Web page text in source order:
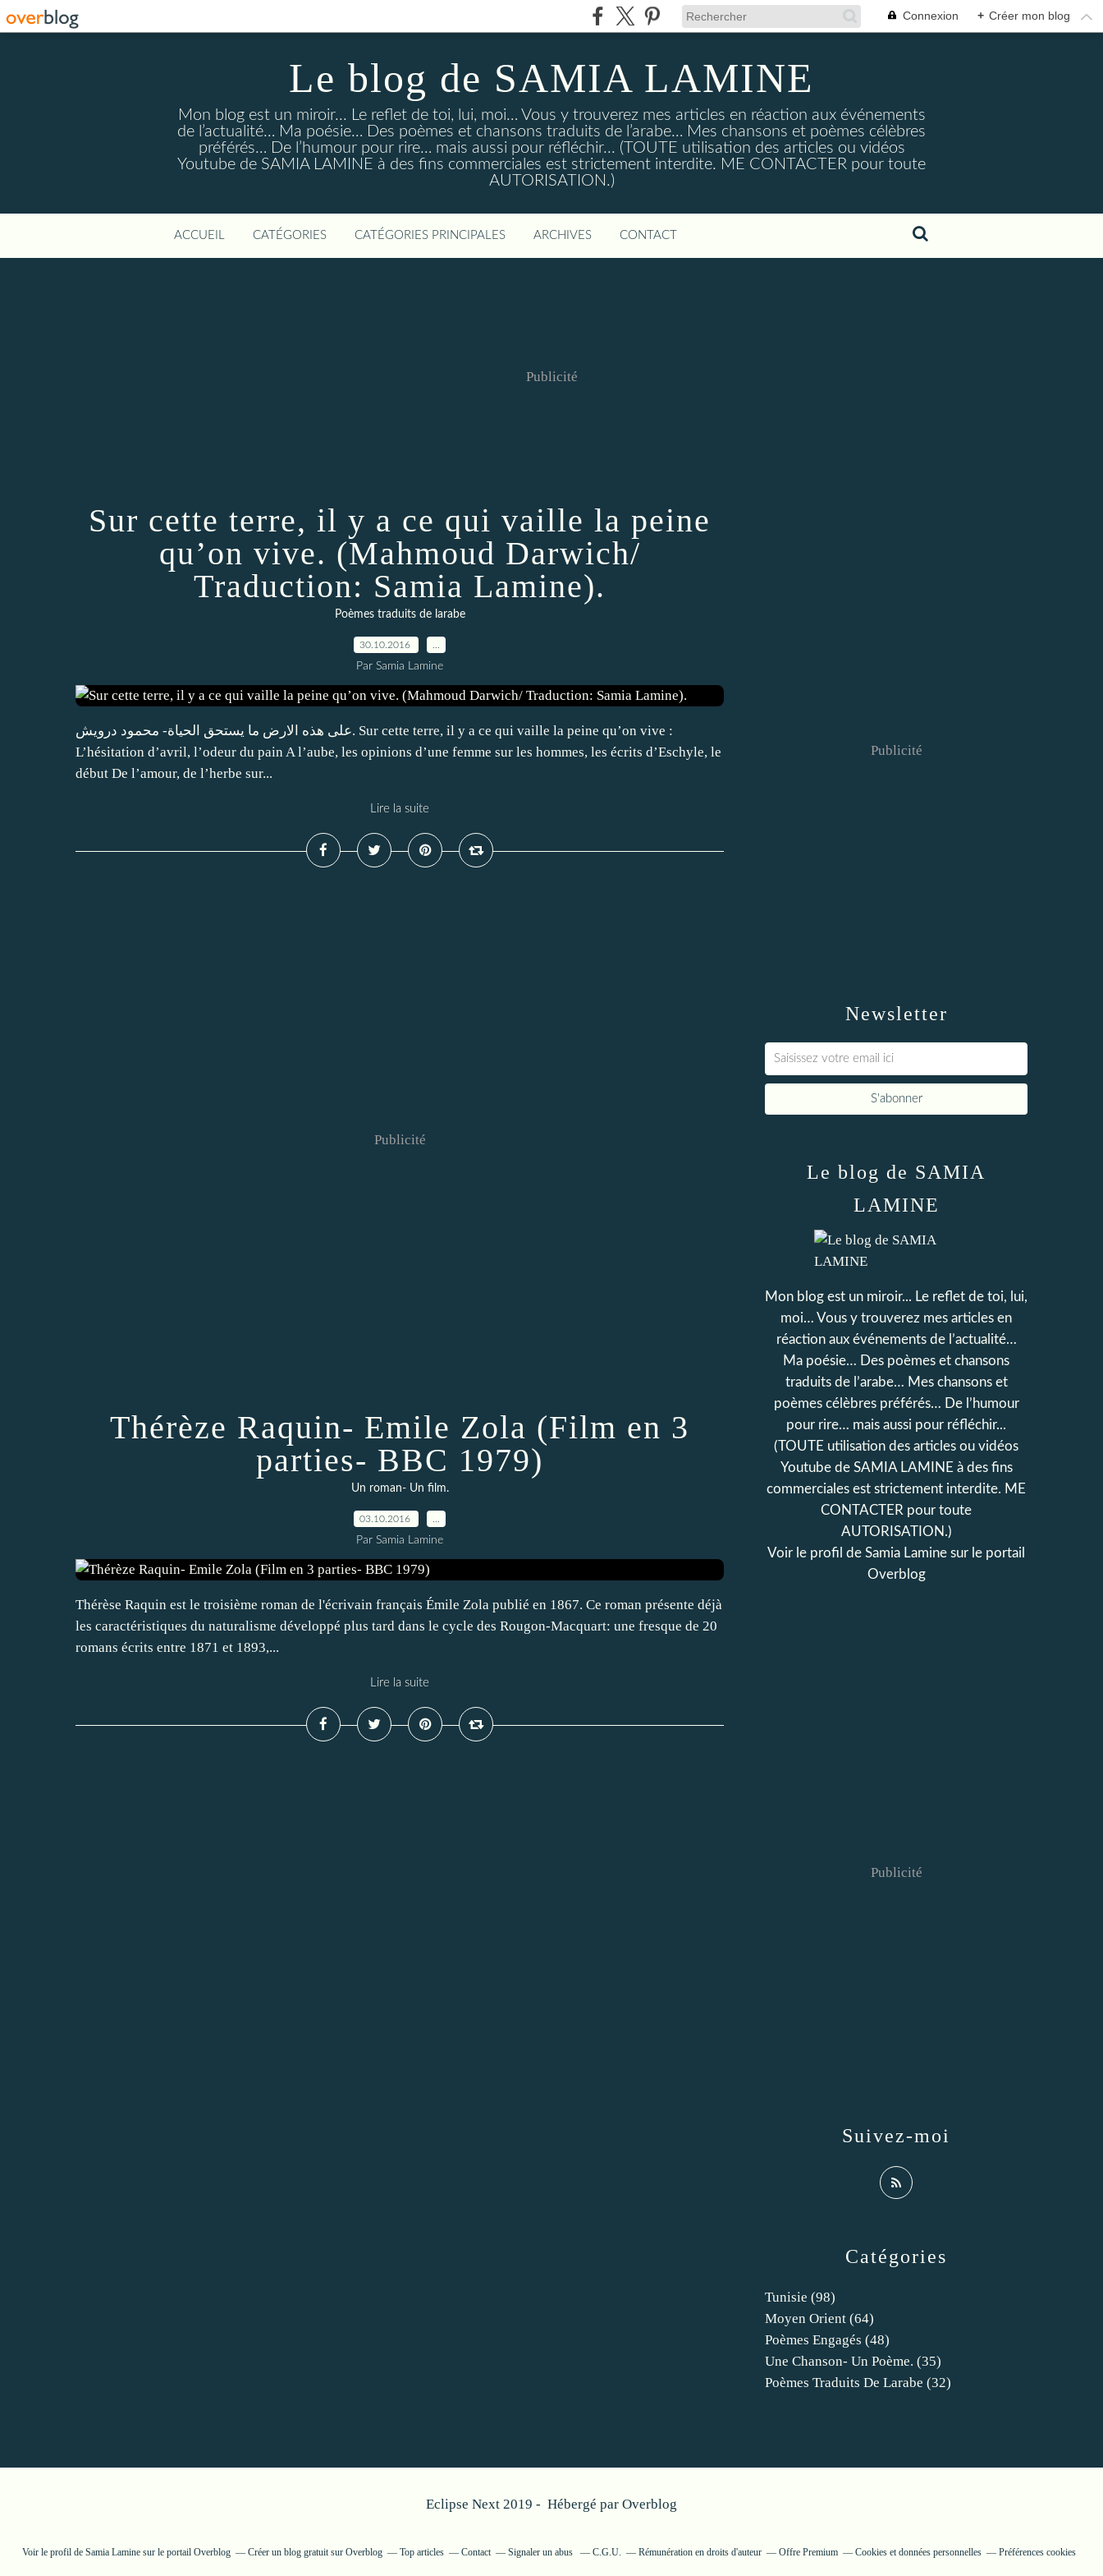
Connexion + Créer mon blog
Le blog de SAMIA LAMINE
Mon blog est un miroir... Le reflet de toi, lui, moi… Vous y trouverez mes articles en réaction aux événements
de l’actualité… Ma poésie… Des poèmes et chansons traduits de l’arabe… Mes chansons et poèmes célèbres
préférés… De l’humour pour rire… mais aussi pour réfléchir... (TOUTE utilisation des articles ou vidéos
Youtube de SAMIA LAMINE à des fins commerciales est strictement interdite. ME CONTACTER pour toute
AUTORISATION.)
ACCUEIL CATÉGORIES CATÉGORIES PRINCIPALES ARCHIVES CONTACT
Publicité
Sur cette terre, il y a ce qui vaille la peine
qu’on vive. (Mahmoud Darwich/
Traduction: Samia Lamine).
Poèmes traduits de larabe
30.10.2016
Par Samia Lamine
على هذه الارض ما يستحق الحياة- محمود درويش. Sur cette terre, il y a ce qui vaille la peine qu’on vive :
L’hésitation d’avril, l’odeur du pain A l’aube, les opinions d’une femme sur les hommes, les écrits d’Eschyle, le
début De l’amour, de l’herbe sur...
Lire la suite
Publicité
Thérèze Raquin- Emile Zola (Film en 3
parties- BBC 1979)
Un roman- Un film.
03.10.2016
Par Samia Lamine
Thérèse Raquin est le troisième roman de l'écrivain français Émile Zola publié en 1867. Ce roman présente déjà
les caractéristiques du naturalisme développé plus tard dans le cycle des Rougon-Macquart: une fresque de 20
romans écrits entre 1871 et 1893,...
Lire la suite
Newsletter
Publicité
Catégories
Tunisie (98)
Moyen Orient (64)
Poèmes Engagés (48)
Une Chanson- Un Poème. (35)
Poèmes Traduits De Larabe (32)
Le blog de SAMIA
LAMINE
Mon blog est un miroir... Le reflet de toi, lui,
moi… Vous y trouverez mes articles en
réaction aux événements de l’actualité…
Ma poésie… Des poèmes et chansons
traduits de l’arabe… Mes chansons et
poèmes célèbres préférés… De l’humour
pour rire… mais aussi pour réfléchir...
(TOUTE utilisation des articles ou vidéos
Youtube de SAMIA LAMINE à des fins
commerciales est strictement interdite. ME
CONTACTER pour toute
AUTORISATION.)
Voir le profil de Samia Lamine sur le portail
Overblog
Suivez-moi
Publicité
Eclipse Next 2019 - Hébergé par Overblog
Voir le profil de Samia Lamine sur le portail Overblog Créer un blog gratuit sur Overblog Top articles Contact Signaler un abus C.G.U. Rémunération en droits d'auteur Offre Premium Cookies et données personnelles Préférences cookies